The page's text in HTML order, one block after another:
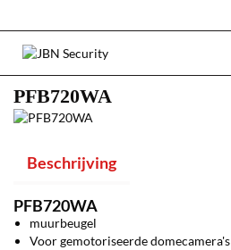
PFB720WA
Beschrijving
PFB720WA
muurbeugel
Voor gemotoriseerde domecamera's